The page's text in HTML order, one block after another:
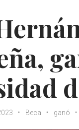
Beca ganó